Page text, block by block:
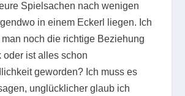
Spielsachen nach wenigen
in einem Eckerl liegen. Ich
noch die richtige Beziehung
oder ist alles schon
geworden? Ich muss es
unglücklicher glaub ich